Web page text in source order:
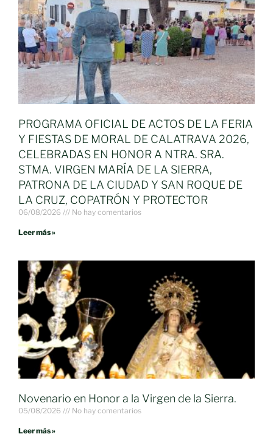
PROGRAMA OFICIAL DE ACTOS DE LA FERIA
Y FIESTAS DE MORAL DE CALATRAVA 2026,
CELEBRADAS EN HONOR A NTRA. SRA.
STMA. VIRGEN MARÍA DE LA SIERRA,
PATRONA DE LA CIUDAD Y SAN ROQUE DE
LA CRUZ, COPATRÓN Y PROTECTOR
06/08/2026 No hay comentarios
Leer más »
Novenario en Honor a la Virgen de la Sierra.
05/08/2026 No hay comentarios
Leer más »